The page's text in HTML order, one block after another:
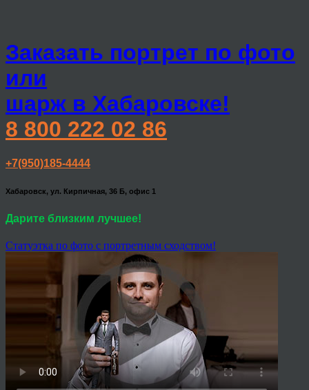
Заказать портрет по фото
или
шарж в Хабаровске!
8 800 222 02 86
+7(950)185-4444
Хабаровск, ул. Кирпичная, 36 Б, офис 1
Дарите близким лучшее!
Статуэтка по фото с портретным сходством!